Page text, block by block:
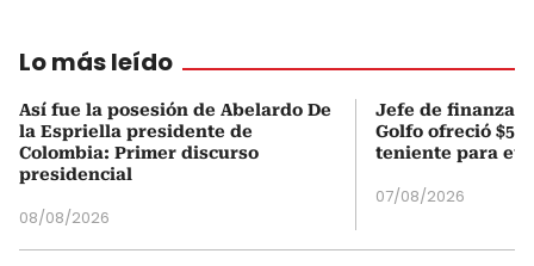
Lo más leído
Así fue la posesión de Abelardo De
la Espriella presidente de
Colombia: Primer discurso
presidencial
08/08/2026
Jefe de finanzas
Golfo ofreció
teniente para
07/08/2026